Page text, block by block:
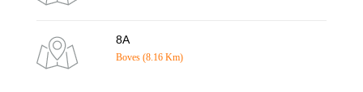
8A
Boves (8.16 Km)